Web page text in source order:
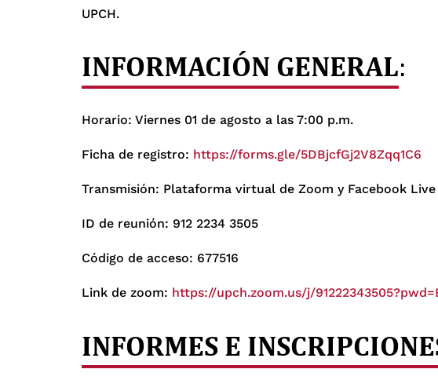
UPCH.
INFORMACIÓN GENERAL:
Horario: Viernes 01 de agosto a las 7:00 p.m.
Ficha de registro: https://forms.gle/5DBjcfGj2V8Zqq1C6
Transmisión: Plataforma virtual de Zoom y Facebook Live
ID de reunión: 912 2234 3505
Código de acceso: 677516
Link de zoom: https://upch.zoom.us/j/
INFORMES E